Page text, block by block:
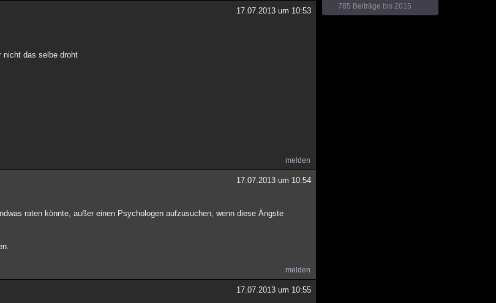
17.07.2013 um 10:53
nicht das selbe droht
melden
17.07.2013 um 10:54
raten könnte, außer einen Psychologen aufzusuchen, wenn diese Ängste
melden
17.07.2013 um 10:55
785 Beiträge bis 2015